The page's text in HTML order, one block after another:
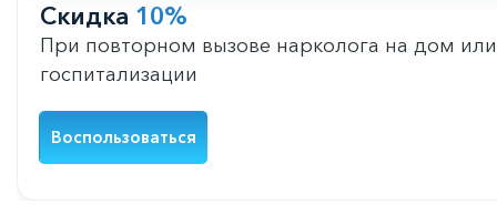
Скидка 10%
При повторном вызове нарколога на дом или
госпитализации
Воспользоваться